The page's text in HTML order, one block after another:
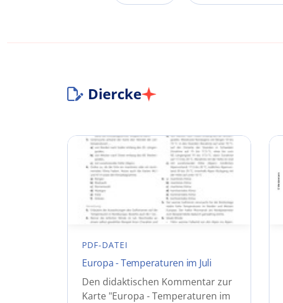
Diercke
PDF-DATEI
Europa - Temperaturen im Juli
Den didaktischen Kommentar zur
Karte "Europa - Temperaturen im